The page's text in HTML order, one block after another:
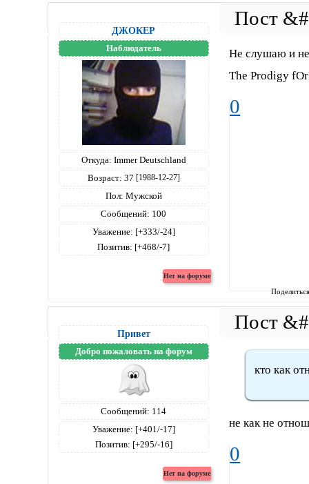
ДЖОКЕР
Наблюдатель
Откуда: Immer Deutschland
Возраст: 37 [1988-12-27]
Пол: Мужской
Сообщений: 100
Уважение: [+333/-24]
Позитив: [+468/-7]
Не слушаю и
The Prodigy
0
Привет
Добро пожаловать на форум
Сообщений: 114
Уважение: [+401/-17]
Позитив: [+295/-16]
кто как
не как не
0